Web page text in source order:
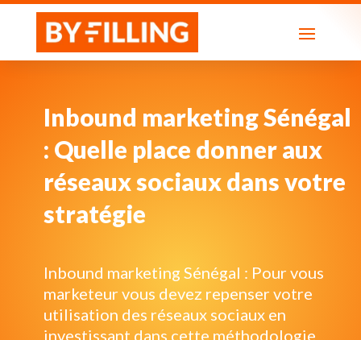
Inbound marketing Sénégal
: Quelle place donner aux
réseaux sociaux dans votre
stratégie
Inbound marketing Sénégal : Pour vous
marketeur vous devez repenser votre
utilisation des réseaux sociaux en
investissant dans cette méthodologie